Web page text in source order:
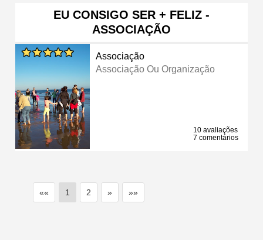
EU CONSIGO SER + FELIZ -
ASSOCIAÇÃO
Associação
Associação Ou Organização
10 avaliações
7 comentários
«« 1 2 » »»